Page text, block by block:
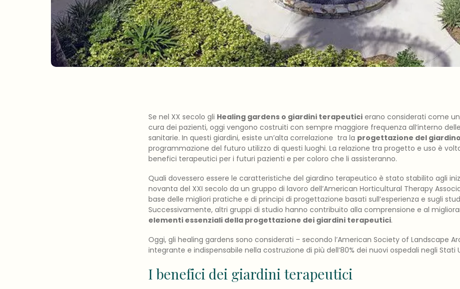
Se nel XX secolo gli Healing gardens o giardini terapeutici erano considerati come
cura dei pazienti, oggi vengono costruiti con sempre maggiore frequenza all’interno
sanitarie. In questi giardini, esiste un’alta correlazione tra la progettazione del giardino
programmazione del futuro utilizzo di questi luoghi. La relazione tra progetto e uso è
benefici terapeutici per i futuri pazienti e per coloro che li assisteranno.
Quali dovessero essere le caratteristiche del giardino terapeutico è stato stabilito agli
novanta del XXI secolo da un gruppo di lavoro dell’American Horticultural Therapy
base delle migliori pratiche e di principi di progettazione basati sull’esperienza e sugli
Successivamente, altri gruppi di studio hanno contribuito alla comprensione e al
elementi essenziali della progettazione dei giardini terapeutici.
Oggi, gli healing gardens sono considerati – secondo l’American Society of Landscape
integrante e indispensabile nella costruzione di più dell’80% dei nuovi ospedali negli Stati
I benefici dei giardini terapeutici